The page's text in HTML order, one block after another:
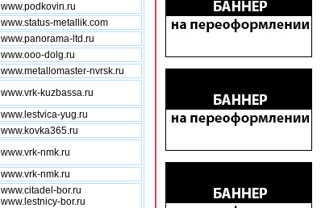
www.podkovin.ru
www.status-metallik.com
www.panorama-ltd.ru
www.ooo-dolg.ru
www.metallomaster-nvrsk.ru
www.vrk-kuzbassa.ru
www.lestvica-yug.ru
www.kovka365.ru
www.vrk-nmk.ru
www.vrk-nmk.ru
www.citadel-bor.ru
www.lestnicy-bor.ru